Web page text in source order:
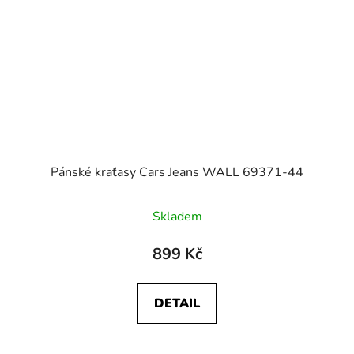
Pánské kraťasy Cars Jeans WALL 69371-44
Skladem
899 Kč
DETAIL